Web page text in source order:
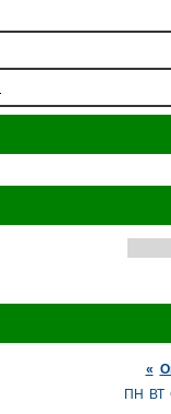
«
ПН ВТ